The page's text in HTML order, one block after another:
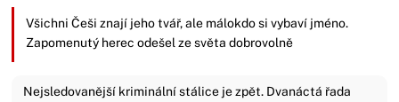
Všichni Češi znají jeho tvář, ale málokdo si vybaví jméno.
Zapomenutý herec odešel ze světa dobrovolně
Nejsledovanější kriminální stálice je zpět. Dvanáctá řada